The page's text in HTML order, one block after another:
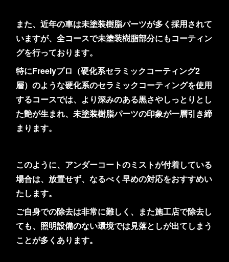
また、近年の車は未塗装樹脂パーツが多く採用されて
いますが、全コースで未塗装樹脂部分にもコーティン
グを行っております。
特にFreelyプロ（硬化系セラミックコーティング2
層）のような硬化系のセラミックコーティングを使用
するコースでは、より深みのある黒さやしっとりとし
た艶が生まれ、未塗装樹脂パーツの印象が一層引き締
まります。
このように、アンダーコートのミストが付着している
場合は、放置せず、なるべく早めの対応をおすすめい
たします。
ご自身での除去は非常に難しく、また施工店で除去し
ても、照明設備のない環境では見落としが出てしまう
ことが多くあります。